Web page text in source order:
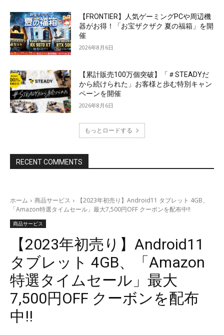
【FRONTIER】人気ゲーミングPCや周辺機
器がお得！「お宝ザクザク 夏の福箱」を開
催
2026年8月6日
【累計販売100万個突破】「＃STEADYだ
から続けられた」お客様と歩む特別キャン
ペーンを開催
2026年8月6日
もっとロードする
RECENT COMMENTS